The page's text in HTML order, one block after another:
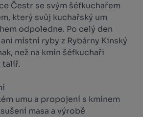
Čestr se svým šéfkuchařem
který svůj kuchařský um
odpoledne. Po celý den
místní ryby z Rybárny Kinský
než na kmín šéfkuchaři
talíř.
umu a propojení s kmínem
masa a výrobě